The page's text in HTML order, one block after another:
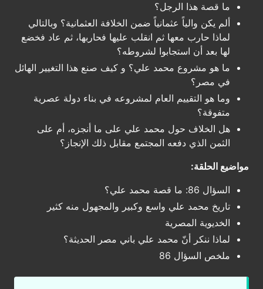
ما قصة هذا الرجل؟
ألم يكن والياً عثمانياً ضمن الخلافة العثمانية؟ وبالتالي
لماذا حارب معها ثم انقلب عليها فحاربها، ثم عاد فخضع
لها بعد أن استجابوا لشروطه؟
ما هو مشروع محمد علي؟ و كيف صنع هذا التغيير الهائل
في مصر؟
وما هو التقييم العام لمشروعه في بناء دولة عصرية
متفوقة؟
هل الخلاف حول محمد علي على ما أنجزه، أم على
الثمن الذي دفعه المجتمع مقابل ذلك الإنجاز؟
مواضيع الحلقة:
السؤال 86: ما قصة محمد علي؟
تاريخ محمد علي واسع وكبير والمجهول منه كثير
الخديوية المصرية
لماذا ننكر أنّ محمد علي باني مصر الحديثة؟
ملخص السؤال 86